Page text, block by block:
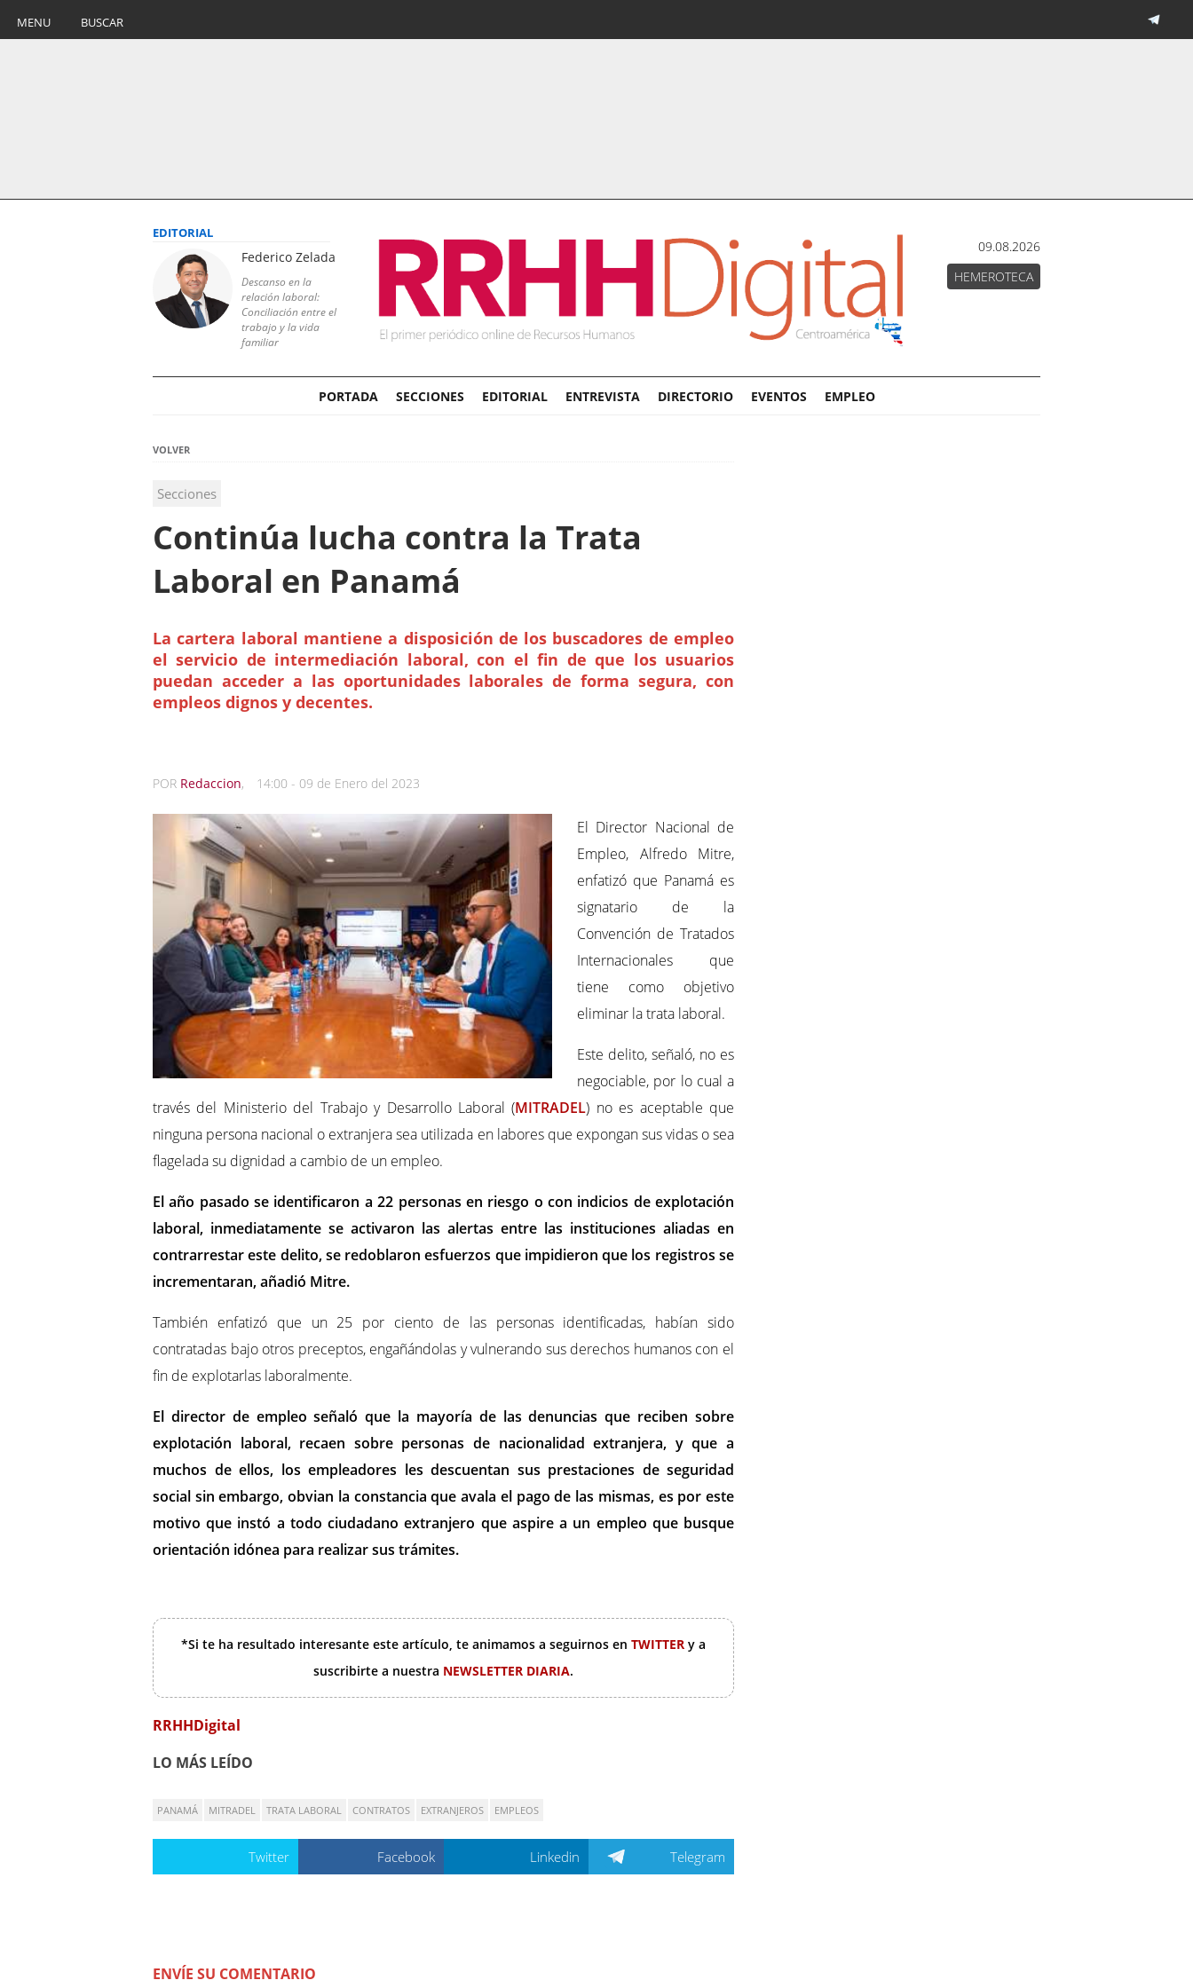
MENU BUSCAR
EDITORIAL
Federico Zelada
Descanso en la
relación laboral:
Conciliación entre el
trabajo y la vida
familiar
09.08.2026
HEMEROTECA
PORTADA SECCIONES EDITORIAL ENTREVISTA DIRECTORIO EVENTOS EMPLEO
VOLVER
Secciones
Continúa lucha contra la Trata
Laboral en Panamá
La cartera laboral mantiene a disposición de los buscadores de empleo
el servicio de intermediación laboral, con el fin de que los usuarios
puedan acceder a las oportunidades laborales de forma segura, con
empleos dignos y decentes.
POR Redaccion, 14:00 - 09 de Enero del 2023
El Director Nacional de
Empleo, Alfredo Mitre,
enfatizó que Panamá es
signatario de la
Convención de Tratados
Internacionales que
tiene como objetivo
eliminar la trata laboral.
Este delito, señaló, no es
negociable, por lo cual a
través del Ministerio del Trabajo y Desarrollo Laboral (MITRADEL) no es aceptable que
ninguna persona nacional o extranjera sea utilizada en labores que expongan sus vidas o sea
flagelada su dignidad a cambio de un empleo.
El año pasado se identificaron a 22 personas en riesgo o con indicios de explotación
laboral, inmediatamente se activaron las alertas entre las instituciones aliadas en
contrarrestar este delito, se redoblaron esfuerzos que impidieron que los registros se
incrementaran, añadió Mitre.
También enfatizó que un 25 por ciento de las personas identificadas, habían sido
contratadas bajo otros preceptos, engañándolas y vulnerando sus derechos humanos con el
fin de explotarlas laboralmente.
El director de empleo señaló que la mayoría de las denuncias que reciben sobre
explotación laboral, recaen sobre personas de nacionalidad extranjera, y que a
muchos de ellos, los empleadores les descuentan sus prestaciones de seguridad
social sin embargo, obvian la constancia que avala el pago de las mismas, es por este
motivo que instó a todo ciudadano extranjero que aspire a un empleo que busque
orientación idónea para realizar sus trámites.
*Si te ha resultado interesante este artículo, te animamos a seguirnos en TWITTER y a
suscribirte a nuestra NEWSLETTER DIARIA.
RRHHDigital
LO MÁS LEÍDO
PANAMÁ MITRADEL TRATA LABORAL CONTRATOS EXTRANJEROS EMPLEOS
Twitter Facebook Linkedin Telegram
ENVÍE SU COMENTARIO